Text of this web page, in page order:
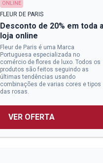
ONLINE
FLEUR DE PARIS
Desconto de 20% em toda
loja online
Fleur de Paris é uma Marca
Portuguesa especializada no
comércio de flores de luxo. Todos os
produtos são feitos seguindo as
últimas tendências usando
combinações de varias cores e tipos
das rosas.
VER OFERTA